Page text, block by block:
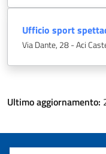
Ufficio sport
Via Dante, 28 - Aci
Ultimo aggiornamento: